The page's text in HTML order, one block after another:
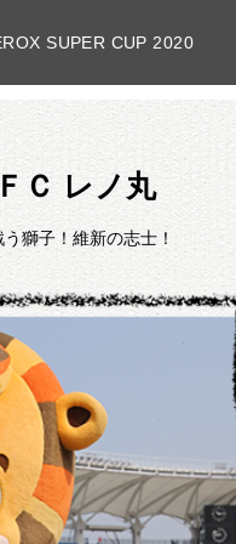
SUPER CUP 2020
Ｃ
Ｃ レノ丸
獅子！維新の志士！